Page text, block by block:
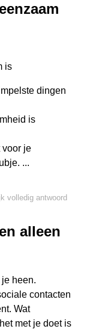
is
dingen
is
voor je
...
volledig antwoord
alleen
heen.
contacten
Wat
met je doet is